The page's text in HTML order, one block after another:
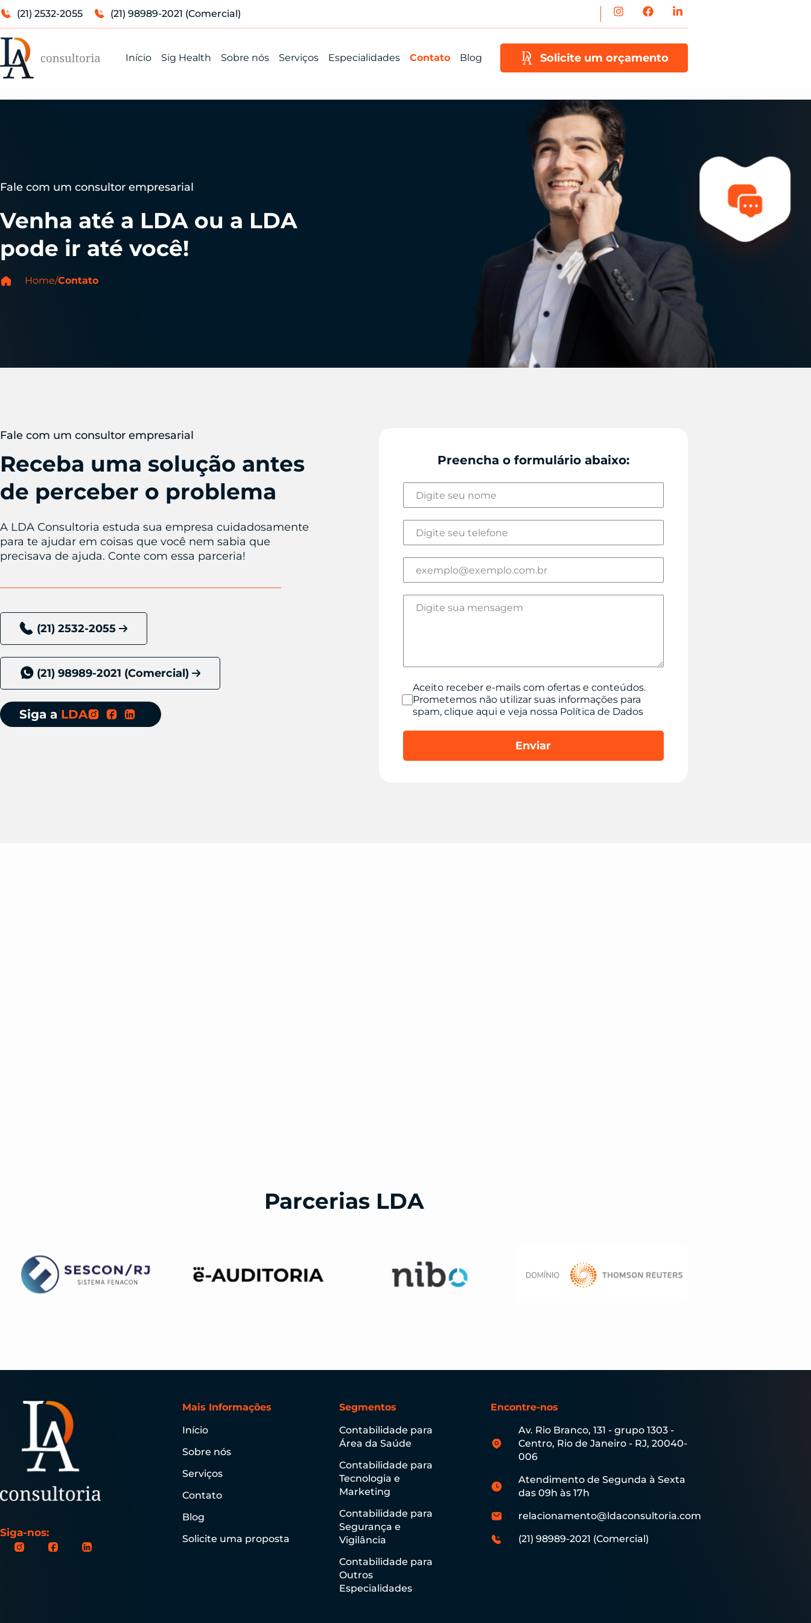
(21) 2532-2055 (21) 98989-2021 (Comercial)
Início Sig Health Sobre nós Serviços Especialidades Contato Blog Solicite um orçamento
Fale com um consultor empresarial
Venha até a LDA ou a LDA
pode ir até você!
Home/Contato
Fale com um consultor empresarial
Receba uma solução antes
de perceber o problema
A LDA Consultoria estuda sua empresa cuidadosamente
para te ajudar em coisas que você nem sabia que
precisava de ajuda. Conte com essa parceria!
(21) 2532-2055
(21) 98989-2021 (Comercial)
Siga a LDA
Preencha o formulário abaixo:
Aceito receber e-mails com ofertas e conteúdos.
Prometemos não utilizar suas informações para
spam, clique aqui e veja nossa Política de Dados
Parcerias LDA
Siga-nos:
Mais Informações
Início
Sobre nós
Serviços
Contato
Blog
Solicite uma proposta
Segmentos
Contabilidade para
Área da Saúde
Contabilidade para
Tecnologia e
Marketing
Contabilidade para
Segurança e
Vigilância
Contabilidade para
Outros
Especialidades
Encontre-nos
Av. Rio Branco, 131 - grupo 1303 -
Centro, Rio de Janeiro - RJ, 20040-
006
Atendimento de Segunda à Sexta
das 09h às 17h
relacionamento@ldaconsultoria.com
(21) 98989-2021 (Comercial)